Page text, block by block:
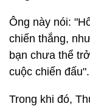
Ông này nói:
chiến thắng,
bạn chưa thể
cuộc chiến đấu".
Trong khi đó,